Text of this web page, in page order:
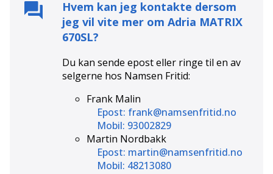
Hvem kan jeg kontakte dersom
jeg vil vite mer om Adria MATRIX
670SL?
Du kan sende epost eller ringe til en av
selgerne hos Namsen Fritid:
Frank Malin
Epost: frank@namsenfritid.no
Mobil: 93002829
Martin Nordbakk
Epost: martin@namsenfritid.no
Mobil: 48213080